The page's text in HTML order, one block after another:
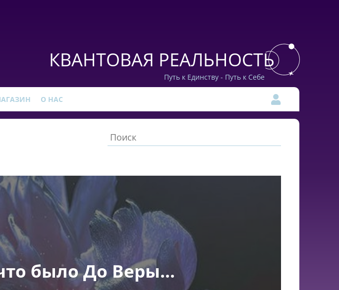
КВАНТОВАЯ РЕАЛЬНОСТЬ
Путь к Единству - Путь к Себе
О НАС
было До Веры...